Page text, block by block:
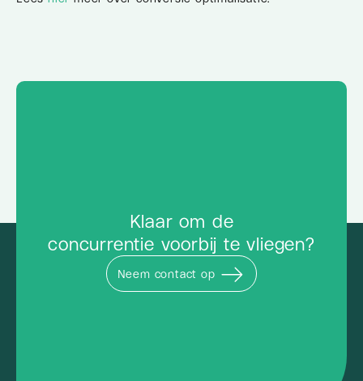
Klaar om de
concurrentie voorbij te vliegen?
Neem contact op